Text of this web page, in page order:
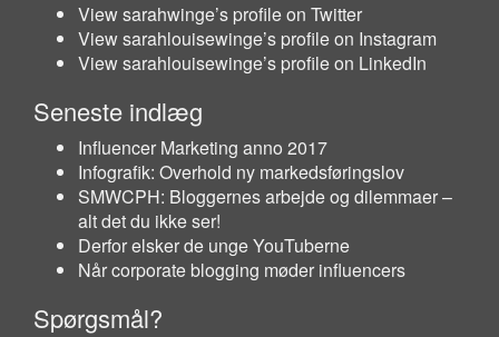
View sarahwinge’s profile on Twitter
View sarahlouisewinge’s profile on Instagram
View sarahlouisewinge’s profile on LinkedIn
Seneste indlæg
Influencer Marketing anno 2017
Infografik: Overhold ny markedsføringslov
SMWCPH: Bloggernes arbejde og dilemmaer –
alt det du ikke ser!
Derfor elsker de unge YouTuberne
Når corporate blogging møder influencers
Spørgsmål?